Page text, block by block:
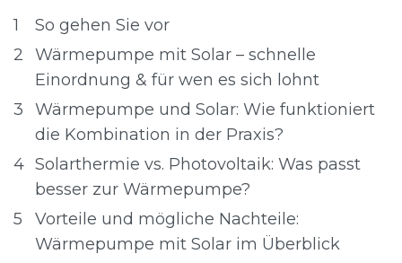
1
So gehen Sie vor
2
Wärmepumpe mit Solar – schnelle
Einordnung & für wen es sich lohnt
3
Wärmepumpe und Solar: Wie funktioniert
die Kombination in der Praxis?
4 Solarthermie vs. Photovoltaik: Was passt
besser zur Wärmepumpe?
5
Vorteile und mögliche Nachteile:
Wärmepumpe mit Solar im Überblick